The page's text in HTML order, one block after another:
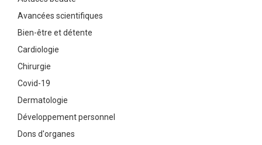
Avancées scientifiques
Bien-être et détente
Cardiologie
Chirurgie
Covid-19
Dermatologie
Développement personnel
Dons d'organes